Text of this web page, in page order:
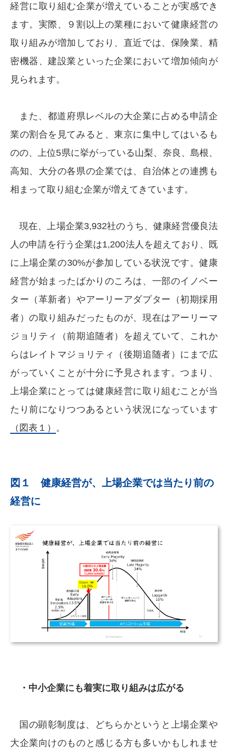
経営に取り組む企業が増えていることが実感でき
ます。実際、９割以上の業種において健康経営の
取り組みが増加しており、直近では、保険業、精
密機器、建設業といった企業において増加傾向が
見られます。
また、都道府県レベルの大企業に占める申請企
業の割合を見てみると、東京に集中してはいるも
のの、上位5県に挙がっている山梨、奈良、島根、
高知、大分の各県の企業では、自治体との連携も
相まって取り組む企業が増えてきています。
現在、上場企業3,932社のうち、健康経営優良法
人の申請を行う企業は1,200法人を超えており、既
に上場企業の30%が参加している状況です。健康
経営が始まったばかりのころは、一部のイノベー
ター（革新者）やアーリーアダプター（初期採用
者）の取り組みだったものが、現在はアーリーマ
ジョリティ（前期追随者）を超えていて、これか
らはレイトマジョリティ（後期追随者）にまで広
がっていくことが十分に予見されます。つまり、
上場企業にとっては健康経営に取り組むことが当
たり前になりつつあるという状況になっています
（図表１） 。
図１ 健康経営が、上場企業では当たり前の
経営に
・中小企業にも着実に取り組みは広がる
国の顕彰制度は、どちらかというと上場企業や
大企業向けのものと感じる方も多いかもしれませ